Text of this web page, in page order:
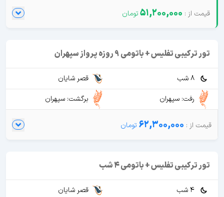
51,200,000
تور ترکیبی تفلیس + باتومی 9 روزه پرواز سپهران
8 شب
قصر شایان
رفت: سپهران
برگشت: سپهران
62,300,000
تور ترکیبی تفلیس + باتومی 4 شب
4 شب
قصر شایان